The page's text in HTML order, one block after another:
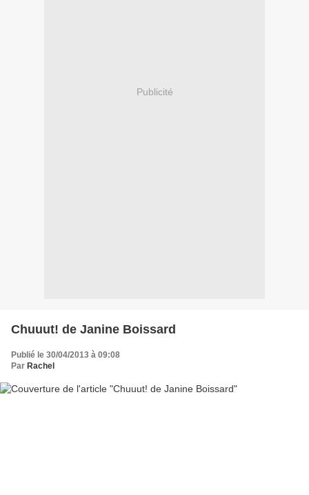
Publicité
Chuuut! de Janine Boissard
Publié le 30/04/2013 à 09:08
Par Rachel